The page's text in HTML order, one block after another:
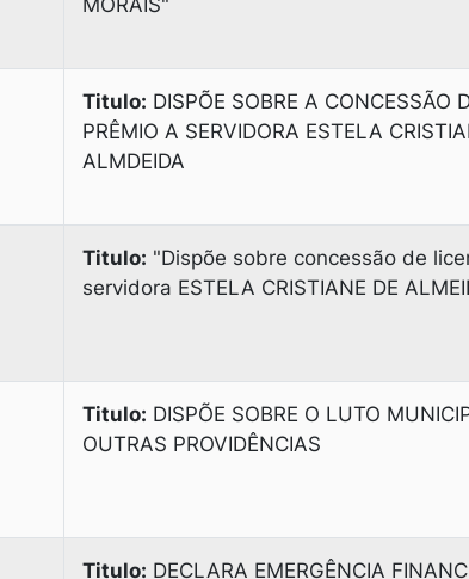
MORAIS"
Titulo: DISPÕE SOBRE A CONCESSÃO
PRÊMIO A SERVIDORA ESTELA
ALMDEIDA
Titulo: "Dispõe sobre concessão de
servidora ESTELA CRISTIANE DE
Titulo: DISPÕE SOBRE O LUTO
OUTRAS PROVIDÊNCIAS
Titulo: DECLARA EMERGÊNCIA